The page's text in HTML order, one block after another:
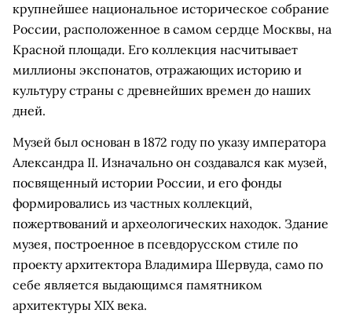
крупнейшее национальное историческое собрание
России, расположенное в самом сердце Москвы, на
Красной площади. Его коллекция насчитывает
миллионы экспонатов, отражающих историю и
культуру страны с древнейших времен до наших
дней.
Музей был основан в 1872 году по указу императора
Александра II. Изначально он создавался как музей,
посвященный истории России, и его фонды
формировались из частных коллекций,
пожертвований и археологических находок. Здание
музея, построенное в псевдорусском стиле по
проекту архитектора Владимира Шервуда, само по
себе является выдающимся памятником
архитектуры XIX века.